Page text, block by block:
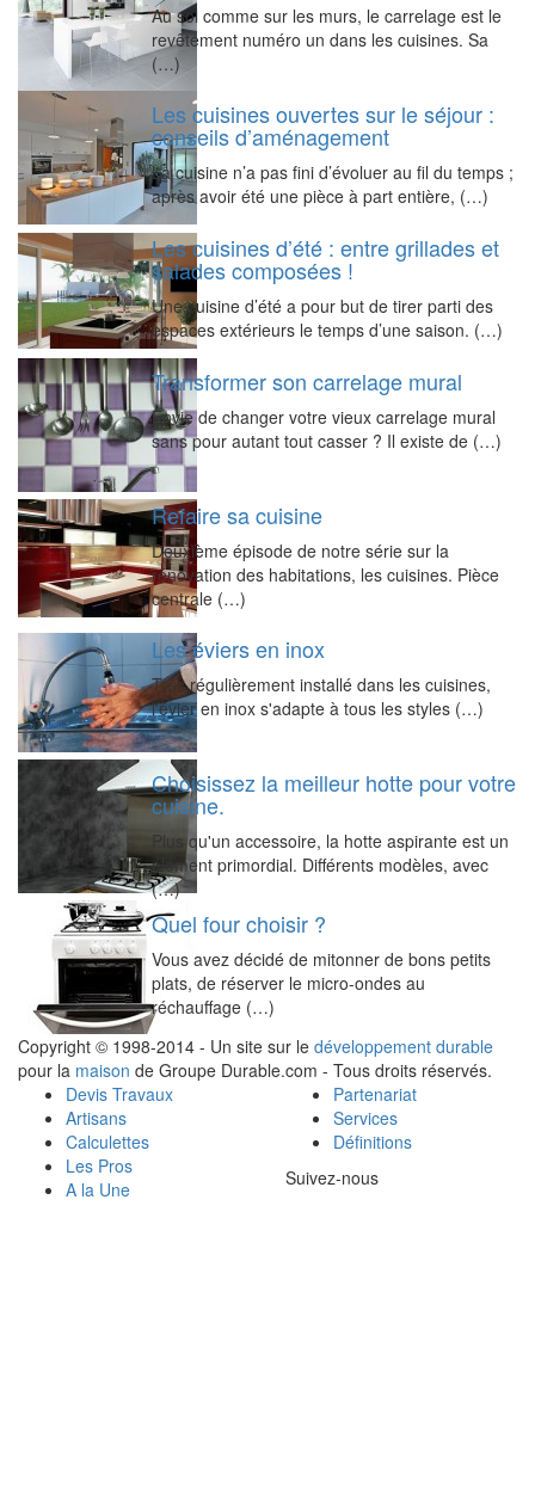
Au sol comme sur les murs, le carrelage est le
revêtement numéro un dans les cuisines. Sa
(…)
Les cuisines ouvertes sur le séjour :
conseils d’aménagement
La cuisine n’a pas fini d’évoluer au fil du temps ;
après avoir été une pièce à part entière, (…)
Les cuisines d’été : entre grillades et
salades composées !
Une cuisine d’été a pour but de tirer parti des
espaces extérieurs le temps d’une saison. (…)
Transformer son carrelage mural
Envie de changer votre vieux carrelage mural
sans pour autant tout casser ? Il existe de (…)
Refaire sa cuisine
Deuxième épisode de notre série sur la
rénovation des habitations, les cuisines. Pièce
centrale (…)
Les éviers en inox
Très régulièrement installé dans les cuisines,
l'évier en inox s'adapte à tous les styles (…)
Choisissez la meilleur hotte pour votre
cuisine.
Plus qu'un accessoire, la hotte aspirante est un
élément primordial. Différents modèles, avec
(…)
Quel four choisir ?
Vous avez décidé de mitonner de bons petits
plats, de réserver le micro-ondes au
réchauffage (…)
Copyright © 1998-2014 - Un site sur le développement durable
pour la maison de Groupe Durable.com - Tous droits réservés.
Devis Travaux
Artisans
Calculettes
Les Pros
A la Une
Partenariat
Services
Définitions
Suivez-nous